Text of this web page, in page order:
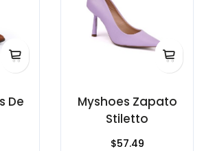
De
Myshoes Zapato
Stiletto
$57.49